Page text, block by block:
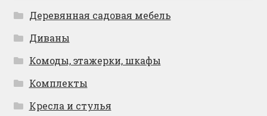
Деревянная садовая мебель
Диваны
Комоды, этажерки, шкафы
Комплекты
Кресла и стулья